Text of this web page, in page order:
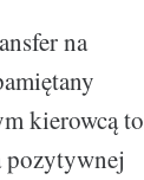
na
kierowcą to
pozytywnej